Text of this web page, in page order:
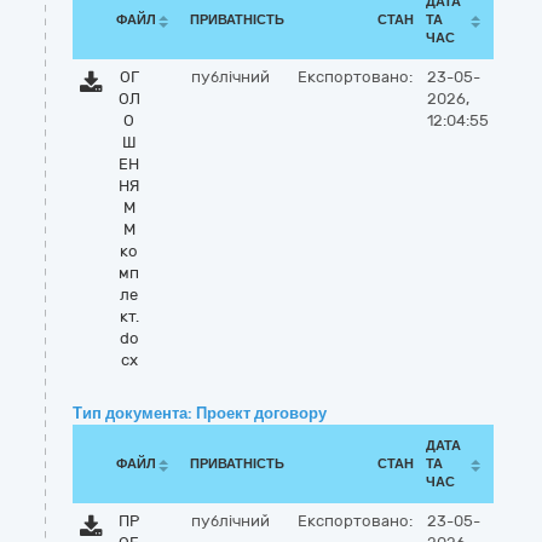
ФАЙЛ ПРИВАТНІСТЬ СТАН
ТА
ЧАС
ОГ
ОЛ
О
Ш
ЕН
НЯ
М
М
ко
мп
ле
кт.
do
cx
публічний Експортовано:
23-05-
2026,
12:04:55
Тип документа: Проект договору
ФАЙЛ ПРИВАТНІСТЬ СТАН
ДАТА
ТА
ЧАС
ПР
публічний Експортовано:
23-05-